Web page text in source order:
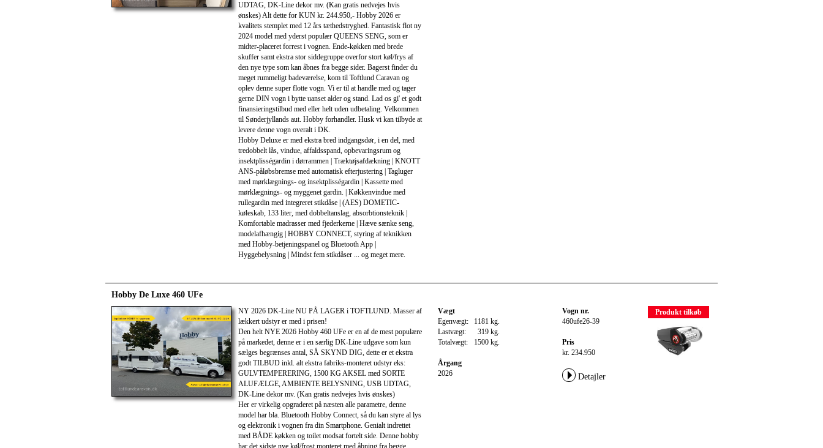
UDTAG, DK-Line dekor mv. (Kan gratis nedvejes hvis
ønskes) Alt dette for KUN kr. 244.950,- Hobby 2026 er
kvalitets stemplet med 12 års tæthedstryghed. Fantastisk flot ny
2024 model med yderst populær QUEENS SENG, som er
midter-placeret forrest i vognen. Ende-køkken med brede
skuffer samt ekstra stor siddegruppe overfor stort køl/frys af
den nye type som kan åbnes fra begge sider. Bagerst finder du
meget rummeligt badeværelse, kom til Toftlund Caravan og
oplev denne super flotte vogn. Vi er til at handle med og tager
gerne DIN vogn i bytte uanset alder og stand. Lad os gi' et godt
finansieringstilbud med eller helt uden udbetaling. Velkommen
til Sønderjyllands aut. Hobby forhandler. Husk vi kan tilbyde at
levere denne vogn overalt i DK.
Hobby Deluxe er med ekstra bred indgangsdør, i en del, med
tredobbelt lås, vindue, affaldsspand, opbevaringsrum og
insektplisségardin i dørrammen | Træktøjsafdækning | KNOTT
ANS-påløbsbremse med automatisk efterjustering | Tagluger
med mørklægnings- og insektplisségardin | Kassette med
mørklægnings- og myggenet gardin. | Køkkenvindue med
rullegardin med integreret stikdåse | (AES) DOMETIC-
køleskab, 133 liter, med dobbeltanslag, absorbtionsteknik |
Komfortable madrasser med fjederkerne | Hæve sænke seng,
modelafhængig | HOBBY CONNECT, styring af teknikken
med Hobby-betjeningspanel og Bluetooth App |
Hyggebelysning | Mindst fem stikdåser ... og meget mere.
Hobby De Luxe 460 UFe
NY 2026 DK-Line NU PÅ LAGER i TOFTLUND. Masser af
lækkert udstyr er med i prisen!
Den helt NYE 2026 Hobby 460 UFe er en af de mest populære
på markedet, denne er i en særlig DK-Line udgave som kun
sælges begrænses antal, SÅ SKYND DIG, dette er et ekstra
godt TILBUD inkl. alt ekstra fabriks-monteret udstyr eks:
GULVTEMPERERING, 1500 KG AKSEL med SORTE
ALUFÆLGE, AMBIENTE BELYSNING, USB UDTAG,
DK-Line dekor mv. (Kan gratis nedvejes hvis ønskes)
Her er virkelig opgraderet på næsten alle parametre, denne
model har bla. Bluetooth Hobby Connect, så du kan styre al lys
og elektronik i vognen fra din Smartphone. Genialt indrettet
med BÅDE køkken og toilet modsat fortelt side. Denne hobby
har det sidste nye køl/frost monteret med åbning fra begge
Vægt
Egenvægt: 1181 kg.
Lastvægt:
319 kg.
Totalvægt:
1500 kg.
Årgang
2026
Vogn nr.
460ufe26-39
Pris
kr. 234.950
Detajler
Produkt tilkøb